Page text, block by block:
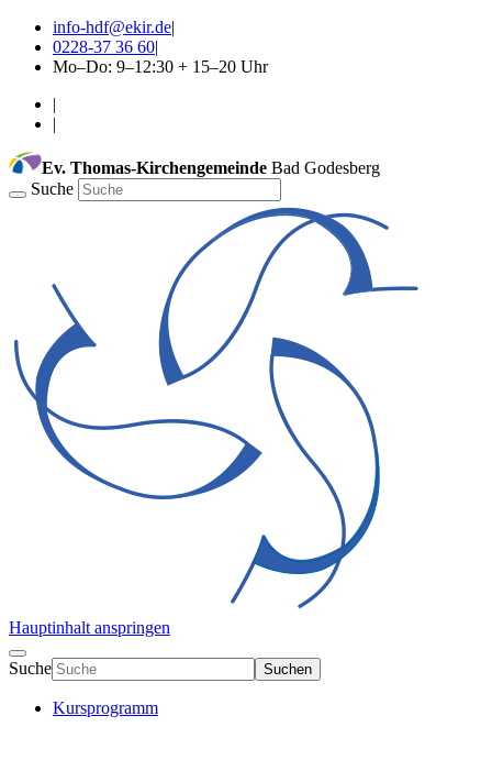
info-hdf@ekir.de|
0228-37 36 60|
Mo–Do: 9–12:30 + 15–20 Uhr
|
|
Ev. Thomas-Kirchengemeinde Bad Godesberg
Suche
Hauptinhalt anspringen
Suche Suchen
Kursprogramm